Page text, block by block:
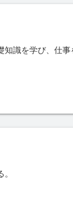
識を学び、仕事